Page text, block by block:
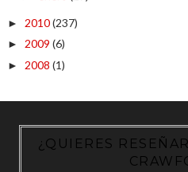
► 2010(237)
► 2009 (6)
► 2008 (1)
¿QUIERES